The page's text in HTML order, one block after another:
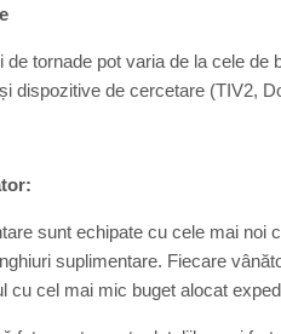
tornade pot varia de la cele de
dispozitive de cercetare (TIV2,
sunt echipate cu cele mai noi
suplimentare. Fiecare
cu cel mai mic buget alocat